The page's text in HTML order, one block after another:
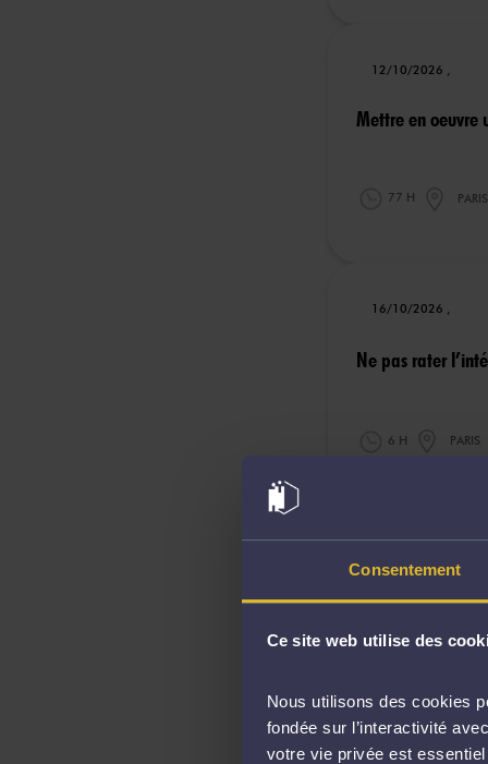
Consentement
Ce site web utilise des
Nous utilisons des cookies
fondée sur l’interactivité
votre vie privée est
12/10/2026 ,
Mettre en oeuvre
77 H PARIS
16/10/2026 ,
Ne pas rater
6 H PARIS
Mettre en oeuvre